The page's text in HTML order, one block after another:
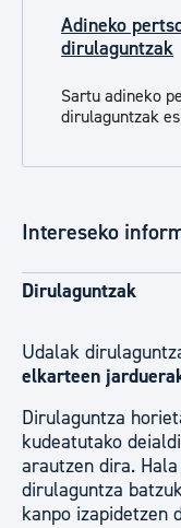
Adineko
dirulaguntzak
Sartu adineko
dirulaguntzak
Intereseko
Dirulaguntzak
Udalak
elkarteen
Dirulaguntza
kudeatutako
arautzen dira.
dirulaguntza
kanpo izapidetzen